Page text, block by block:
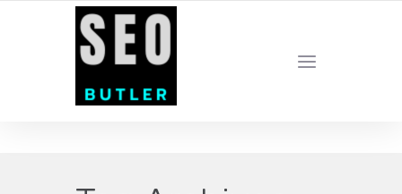
YOUR LOCAL DIGITAL MARKETING AGENCY